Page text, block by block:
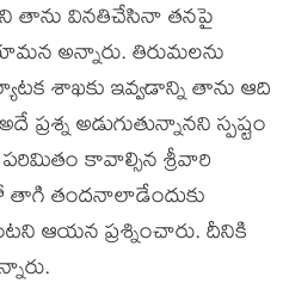
తాను వినతిచేసినా తనపై
అన్నారు. తిరుమలను
శాఖకు ఇవ్వడాన్ని తాను ఆది
ప్రశ్న అడుగుతున్నానని స్పష్టం
కావాల్సిన శ్రీవారి
తాగి తందనాలాడేందుకు
ఆయన ప్రశ్నించారు. దీనికి